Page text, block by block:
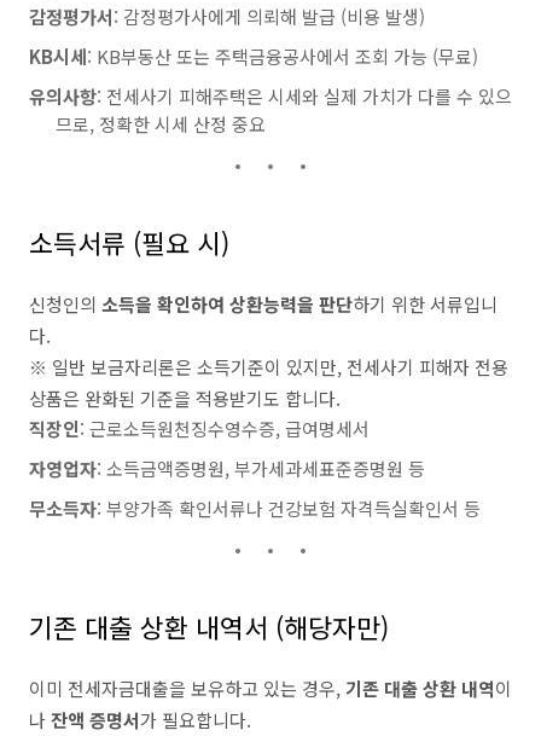
감정평가서: 감정평가사에게 의뢰해 발급 (비용 발생)
KB시세: KB부동산 또는 주택금융공사에서 조회 가능 (무료)
유의사항: 전세사기 피해주택은 시세와 실제 가치가 다를 수 있으
므로, 정확한 시세 산정 중요
소득서류 (필요 시)
신청인의 소득을 확인하여 상환능력을 판단하기 위한 서류입니
다.
※ 일반 보금자리론은 소득기준이 있지만, 전세사기 피해자 전용
상품은 완화된 기준을 적용받기도 합니다.
직장인: 근로소득원천징수영수증, 급여명세서
자영업자: 소득금액증명원, 부가세과세표준증명원 등
무소득자: 부양가족 확인서류나 건강보험 자격득실확인서 등
기존 대출 상환 내역서 (해당자만)
이미 전세자금대출을 보유하고 있는 경우, 기존 대출 상환 내역이
나 잔액 증명서가 필요합니다.